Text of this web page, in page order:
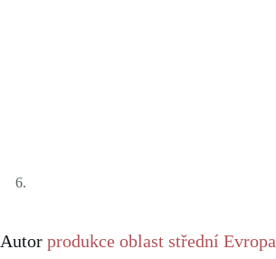
Autor produkce oblast střední Evropa